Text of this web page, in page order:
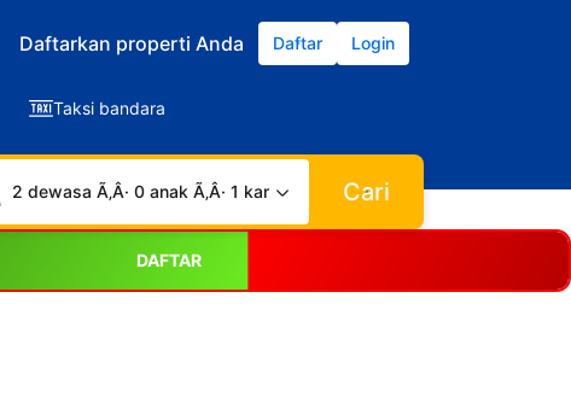
Daftarkan properti Anda Daftar Login
Taksi bandara
2 dewasa Ã‚Â· 0 anak Ã‚Â· 1 kamar Cari
DAFTAR